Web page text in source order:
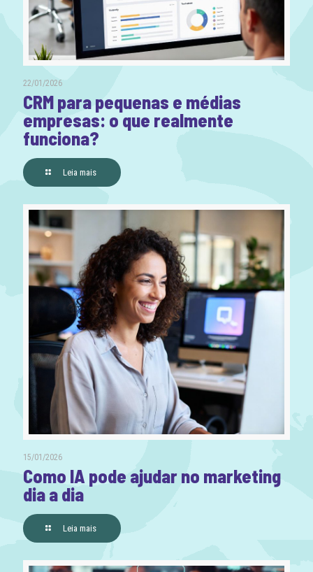
22/01/2026
CRM para pequenas e médias
empresas: o que realmente
funciona?
Leia mais
15/01/2026
Como IA pode ajudar no marketing
dia a dia
Leia mais